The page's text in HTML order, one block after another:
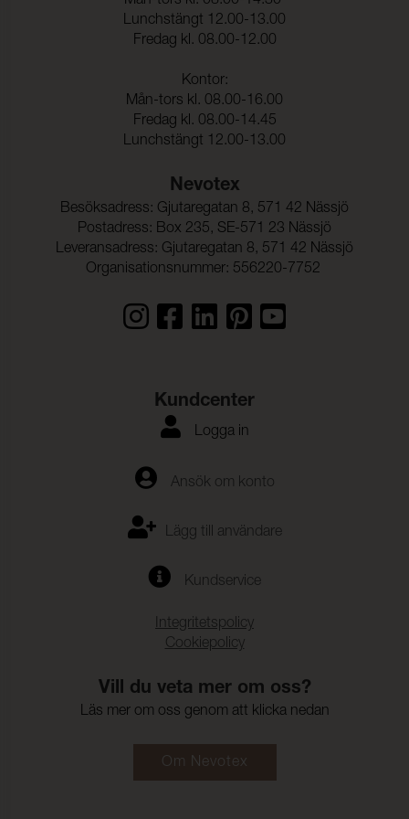
5-6 (ISO 105-B02)
2,0 mm (ISO 13936-2)
Sömnskridning Väft: 2,0 mm (ISO 13936-2)
Dragbrottsgräns Varp: 810 N (ISO 13934-1)
620 N (ISO 13934-1)
Rivstyrka Varp: 40 N (ISO 13937-3)
Rivstyrka Väft: 40 N (ISO 13937-3)
Ljudabsorption: Klass C αw 0,75 (ISO 354)
Dimensionsändring Varp: - 0,5 % (ISO 5077)
Anfärgning, multifiberväv: 4-5
Lunchstängt 12.00-13.00
Fredag kl. 08.00-12.00
Kontor:
Mån-tors kl. 08.00-16.00
Fredag kl. 08.00-14.45
Lunchstängt 12.00-13.00
Nevotex
Besöksadress: Gjutaregatan 8, 571 42 Nässjö
Postadress: Box 235, SE-571 23 Nässjö
Leveransadress: Gjutaregatan 8, 571 42 Nässjö
Organisationsnummer: 556220-7752
Kundcenter
Logga in
Ansök om konto
Lägg till användare
Kundservice
Integritetspolicy
Cookiepolicy
Vill du veta mer om oss?
Läs mer om oss genom att klicka nedan
Om Nevotex